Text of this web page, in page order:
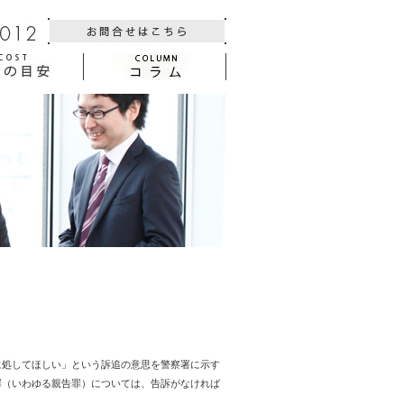
してほしい」という訴追の意思を警察署に示す
いわゆる親告罪）については、告訴がなければ